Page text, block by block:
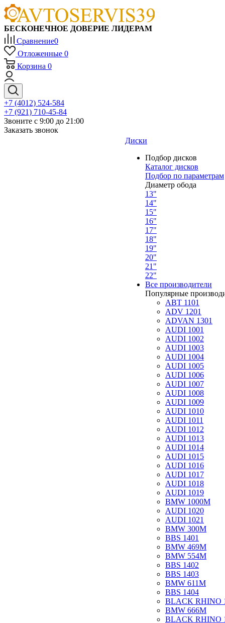
БЕСКОНЕЧНОЕ ДОВЕРИЕ ЛИДЕРАМ
Сравнение0
Отложенные 0
Корзина 0
+7 (4012) 524-584
+7 (921) 710-45-84
Звоните с 9:00 до 21:00
Заказать звонок
Диски
Подбор дисков
Каталог дисков
Подбор по параметрам
Диаметр обода
13"
14"
15"
16"
17"
18"
19"
20"
21"
22"
Все производители
Популярные
ABT 1101
ADV 1201
ADVAN 1301
AUDI 1001
AUDI 1002
AUDI 1003
AUDI 1004
AUDI 1005
AUDI 1006
AUDI 1007
AUDI 1008
AUDI 1009
AUDI 1010
AUDI 1011
AUDI 1012
AUDI 1013
AUDI 1014
AUDI 1015
AUDI 1016
AUDI 1017
AUDI 1018
AUDI 1019
BMW 1000M
AUDI 1020
AUDI 1021
BMW 300M
BBS 1401
BMW 469M
BMW 554M
BBS 1402
BBS 1403
BMW 611M
BBS 1404
BLACK RHINO
BMW 666M
BLACK RHINO